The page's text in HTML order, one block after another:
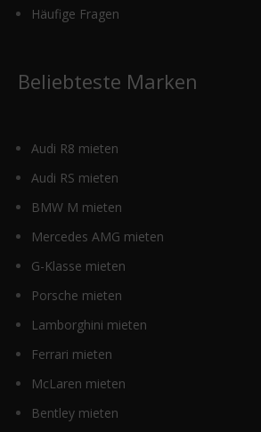
Häufige Fragen
Beliebteste Marken
Audi R8 mieten
Audi RS mieten
BMW M mieten
Mercedes AMG mieten
G-Klasse mieten
Porsche mieten
Lamborghini mieten
Ferrari mieten
McLaren mieten
Bentley mieten